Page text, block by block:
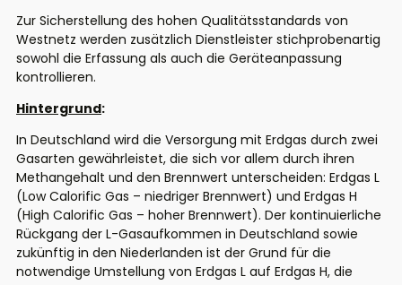
Zur Sicherstellung des hohen Qualitätsstandards von
Westnetz werden zusätzlich Dienstleister stichprobenartig
sowohl die Erfassung als auch die Geräteanpassung
kontrollieren.
Hintergrund:
In Deutschland wird die Versorgung mit Erdgas durch zwei
Gasarten gewährleistet, die sich vor allem durch ihren
Methangehalt und den Brennwert unterscheiden: Erdgas L
(Low Calorific Gas – niedriger Brennwert) und Erdgas H
(High Calorific Gas – hoher Brennwert). Der kontinuierliche
Rückgang der L-Gasaufkommen in Deutschland sowie
zukünftig in den Niederlanden ist der Grund für die
notwendige Umstellung von Erdgas L auf Erdgas H, die